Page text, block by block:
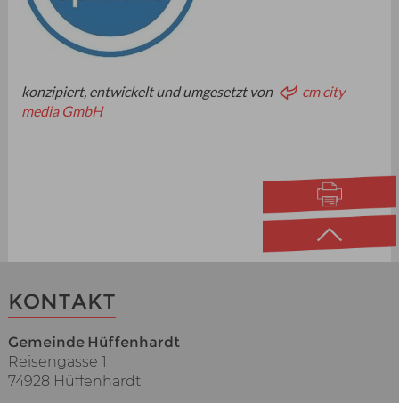
konzipiert, entwickelt und umgesetzt von
cm city
media GmbH
KONTAKT
Gemeinde Hüffenhardt
Reisengasse 1
74928 Hüffenhardt